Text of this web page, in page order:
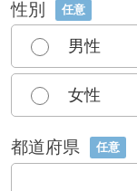
性別 任意
男性
女性
都道府県 任意